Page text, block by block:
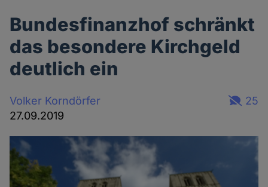
Bundesfinanzhof schränkt
das besondere Kirchgeld
deutlich ein
Volker Korndörfer
27.09.2019
25